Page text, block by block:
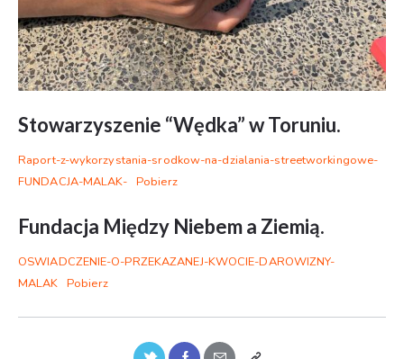
Stowarzyszenie “Wędka” w Toruniu.
Raport-z-wykorzystania-srodkow-na-dzialania-streetworkingowe-
FUNDACJA-MALAK- Pobierz
Fundacja Między Niebem a Ziemią.
OSWIADCZENIE-O-PRZEKAZANEJ-KWOCIE-DAROWIZNY-
MALAK Pobierz